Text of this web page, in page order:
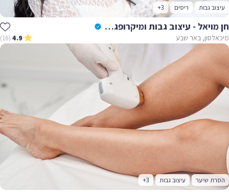
עיצוב גבות ריסים +3
חן מויאל - עיצוב גבות ומיקרופגמנטצייה
מיכאלסון, באר שבע 4.9
(16)
הסרת שיער עיצוב גבות +3